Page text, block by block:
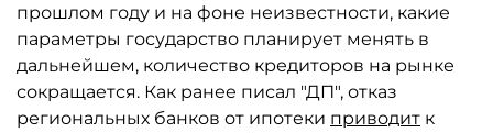
прошлом году и на фоне неизвестности, какие
параметры государство планирует менять в
дальнейшем, количество кредиторов на рынке
сокращается. Как ранее писал "ДП", отказ
региональных банков от ипотеки приводит к